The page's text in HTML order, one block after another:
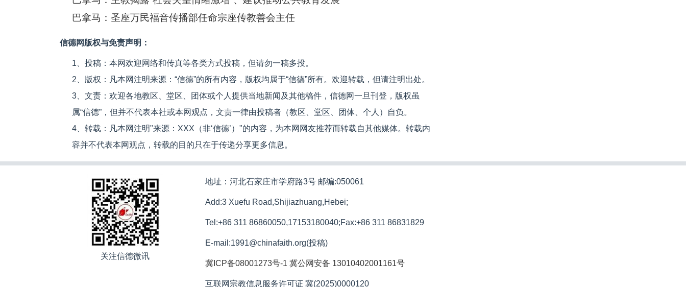
巴拿马：圣座万民福音传播部任命宗座传教善会主任
信德网版权与免责声明：
1、投稿：本网欢迎网络和传真等各类方式投稿，但请勿一稿多投。
2、版权：凡本网注明来源：“信德”的所有内容，版权均属于“信德”所有。欢迎转载，但请注明出处。
3、文责：欢迎各地教区、堂区、团体或个人提供当地新闻及其他稿件，信德网一旦刊登，版权虽
属“信德”，但并不代表本社或本网观点，文责一律由投稿者（教区、堂区、团体、个人）自负。
4、转载：凡本网注明"来源：XXX（非‘信德’）"的内容，为本网网友推荐而转载自其他媒体。转载内
容并不代表本网观点，转载的目的只在于传递分享更多信息。
关注信德微讯
地址：河北石家庄市学府路3号 邮编:050061
Add:3 Xuefu Road,Shijiazhuang,Hebei;
Tel:+86 311 86860050,17153180040;Fax:+86 311 86831829
E-mail:1991@chinafaith.org(投稿)
冀ICP备08001273号-1 冀公网安备 13010402001161号
互联网宗教信息服务许可证 冀(2025)0000120